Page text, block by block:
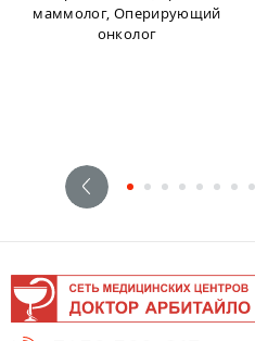
маммолог, Оперирующий
онколог